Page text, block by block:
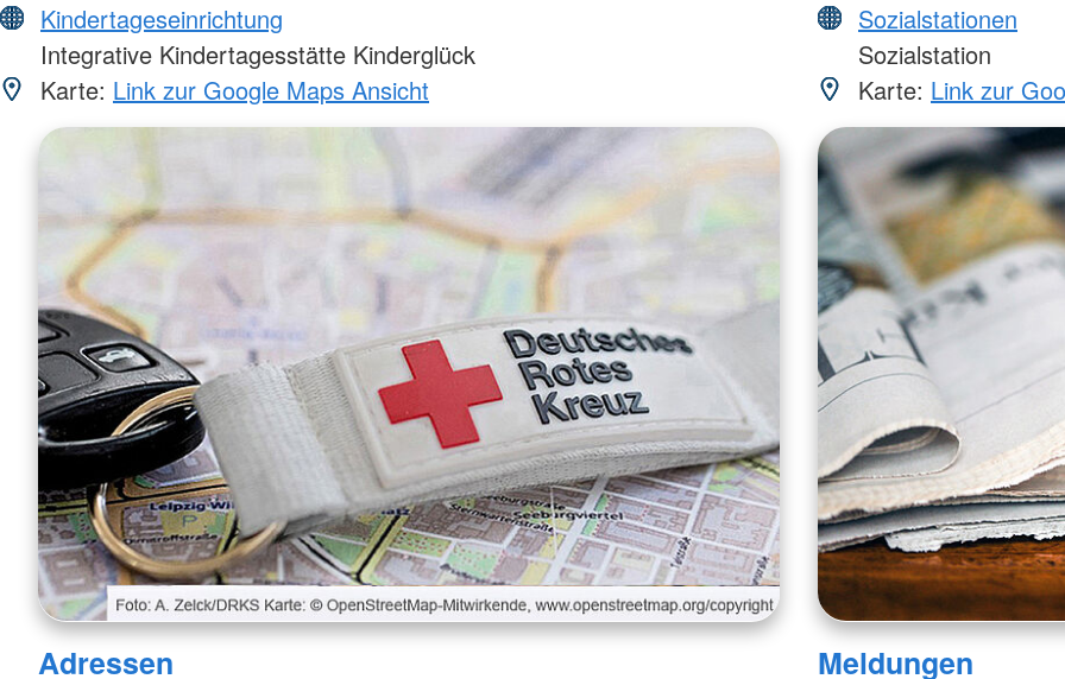
Kindertageseinrichtung
Integrative Kindertagesstätte Kinderglück
Karte: Link zur Google Maps Ansicht
Sozialstationen
Sozialstation
Karte: Link zur
Adressen Meldungen